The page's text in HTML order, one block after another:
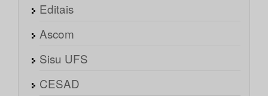
Editais
Ascom
Sisu UFS
CESAD